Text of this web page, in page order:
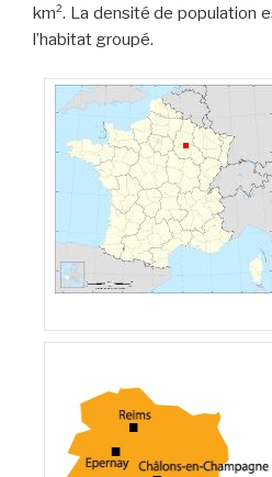
km². La densité de population
l’habitat groupé.